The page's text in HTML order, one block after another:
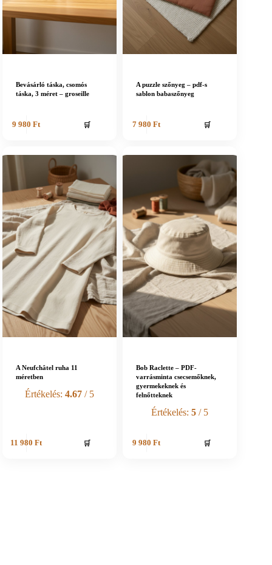
Bevásárló táska, csomós
táska, 3 méret – groseille
9 980Ft 🛒
A puzzle szőnyeg – pdf-s
sablon babaszőnyeg
7 980Ft 🛒
A Neufchâtel ruha 11
méretben
Értékelés:4.67 / 5
11 980Ft 🛒
Bob Raclette – PDF-
varrásminta csecsemőknek,
gyermekeknek és
felnőtteknek
Értékelés:5 / 5
9 980Ft 🛒